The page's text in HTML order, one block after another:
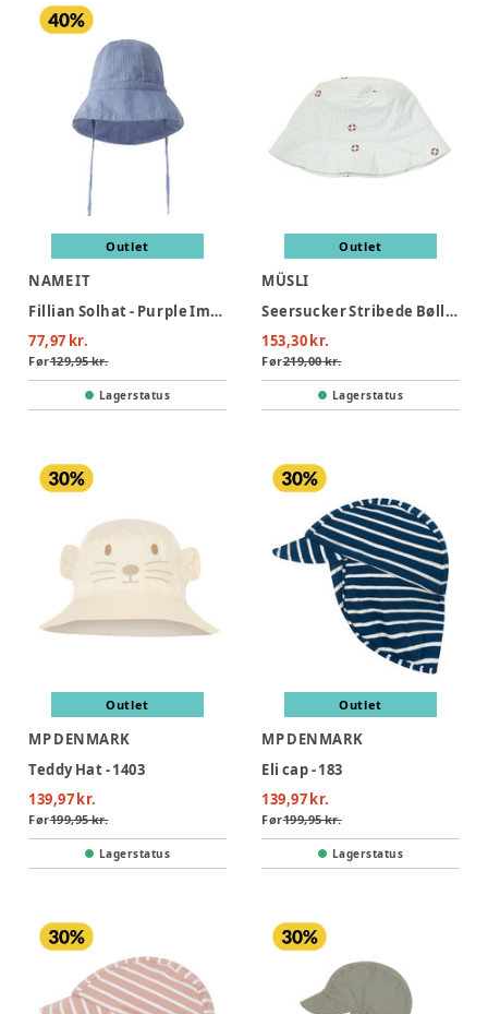
Outlet
NAME IT
Fillian Solhat - Purple Impression
77,97 kr.
Før129,95 kr.
Lagerstatus
Outlet
MÜSLI
Seersucker Stribede Bøllehat - Tofu/ Ocean/ Mineral red
153,30 kr.
Før219,00 kr.
Lagerstatus
Outlet
MP DENMARK
Teddy Hat - 1403
139,97 kr.
Før199,95 kr.
Lagerstatus
Outlet
MP DENMARK
Eli cap - 183
139,97 kr.
Før199,95 kr.
Lagerstatus